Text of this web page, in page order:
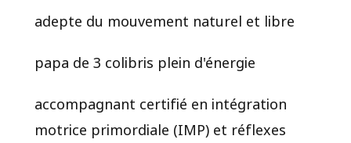
adepte du mouvement naturel et libre
papa de 3 colibris plein d'énergie
accompagnant certifié en intégration
motrice primordiale (IMP) et réflexes